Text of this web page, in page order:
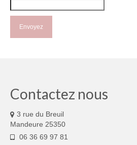
Contactez nous
3 rue du Breuil
Mandeure 25350
06 36 69 97 81